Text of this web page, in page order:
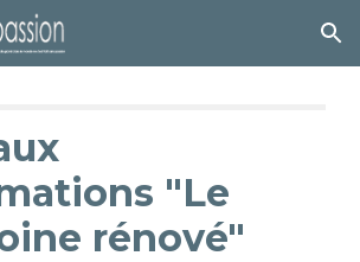
Skip to navigation
"Le
rénové"